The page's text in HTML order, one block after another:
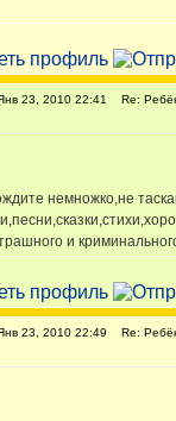
23, 2010 22:41 Re:
немножко,не
и
23, 2010 22:49 Re: